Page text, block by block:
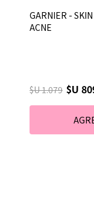
GARNIER -
ACNE
$U 1.079 $U